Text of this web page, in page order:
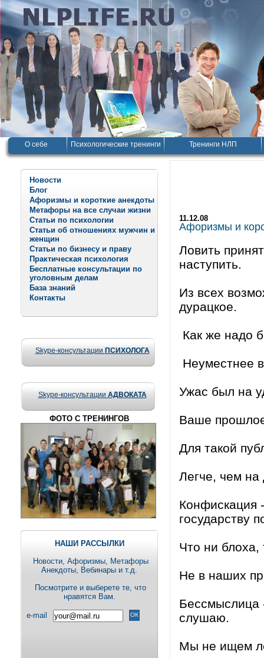
О себе Психологические тренинги Тренинги НЛП
Новости
Блог
Афоризмы и короткие анекдоты
Метафоры на все случаи жизни
Статьи по психологии
Статьи об отношениях мужчин и
женщин
Статьи по бизнесу и праву
Практическая психология
Бесплатные консультации по
уголовным делам
База знаний
Контакты
Skype-консультации ПСИХОЛОГА
Skype-консультации АДВОКАТА
ФОТО С ТРЕНИНГОВ
НАШИ РАССЫЛКИ
Новости, Aфоризмы, Метафоры
Анекдоты, Вебинары и т.д.
Посмотрите и выберете те, что
нравятся Вам.
e-mail
11.12.08
Афоризмы и
Ловить
наступить.
Из всех
дурацкое.
Как же надо
Неуместнее
Ужас был на
Ваше
Для такой
Легче, чем на
Конфискация
государству
Что ни блоха,
Не в наших
Бессмыслица
слушаю.
Мы не ищем